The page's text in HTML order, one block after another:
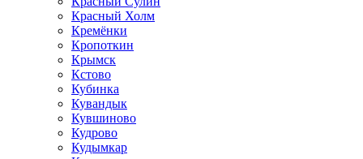
Красный Холм
Кремёнки
Кропоткин
Крымск
Кстово
Кубинка
Кувандык
Кувшиново
Кудрово
Кудымкар